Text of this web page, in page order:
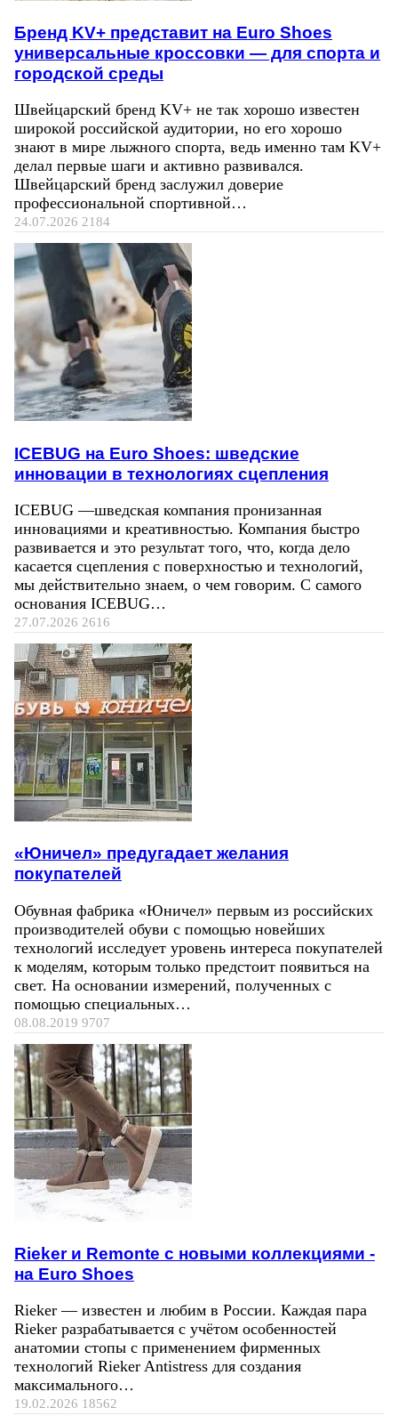
Бренд KV+ представит на Euro Shoes
универсальные кроссовки — для спорта и
городской среды
Швейцарский бренд KV+ не так хорошо известен
широкой российской аудитории, но его хорошо
знают в мире лыжного спорта, ведь именно там KV+
делал первые шаги и активно развивался.
Швейцарский бренд заслужил доверие
профессиональной спортивной…
24.07.2026 2184
ICEBUG на Euro Shoes: шведские
инновации в технологиях сцепления
ICEBUG —шведская компания пронизанная
инновациями и креативностью. Компания быстро
развивается и это результат того, что, когда дело
касается сцепления с поверхностью и технологий,
мы действительно знаем, о чем говорим. С самого
основания ICEBUG…
27.07.2026 2616
«Юничел» предугадает желания
покупателей
Обувная фабрика «Юничел» первым из российских
производителей обуви с помощью новейших
технологий исследует уровень интереса покупателей
к моделям, которым только предстоит появиться на
свет. На основании измерений, полученных с
помощью специальных…
08.08.2019 9707
Rieker и Remonte с новыми коллекциями -
на Euro Shoes
Rieker — известен и любим в России. Каждая пара
Rieker разрабатывается с учётом особенностей
анатомии стопы с применением фирменных
технологий Rieker Antistress для создания
максимального…
19.02.2026 18562